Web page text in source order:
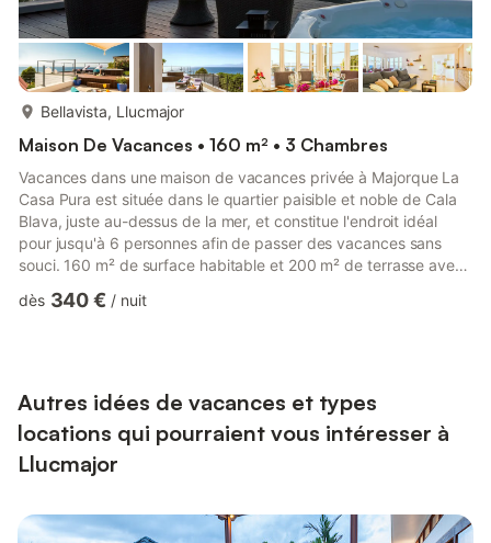
Bellavista, Llucmajor
Maison De Vacances • 160 m² • 3 Chambres
Vacances dans une maison de vacances privée à Majorque La
Casa Pura est située dans le quartier paisible et noble de Cala
Blava, juste au-dessus de la mer, et constitue l'endroit idéal
pour jusqu'à 6 personnes afin de passer des vacances sans
souci. 160 m² de surface habitable et 200 m² de terrasse avec
vacances est entourée d'un jardin bien entretenu avec des
dès 340 € / nuit
Autres idées de vacances et types
locations qui pourraient vous intéresser à
Llucmajor